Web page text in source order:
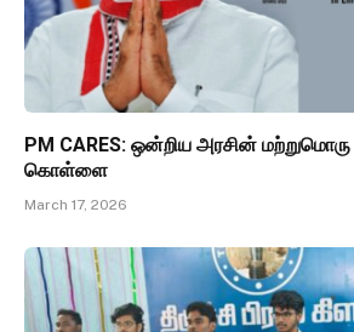
PM CARES: ஒன்றிய அரசின்
கொள்ளை
March 17, 2026